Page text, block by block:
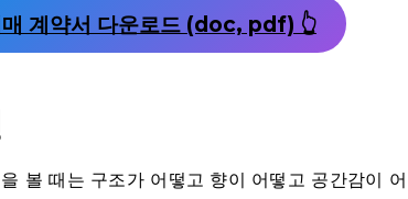
계약서 다운로드 (doc, pdf) 👆
볼 때는 구조가 어떻고 향이 어떻고 공간감이 어